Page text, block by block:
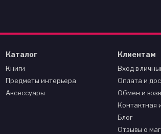
Каталог
Книги
Предметы интерьера
Аксессуары
Клиентам
Вход в
Оплата и
Обмен и
Контактная
Блог
Отзывы о